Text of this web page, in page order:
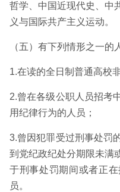
哲学、中国近现代史、中
义与国际共产主义运动。
（五）有下列情形之一的
1.在读的全日制普通高校
2.曾在各级公职人员招考
用纪律行为的人员；
3.曾因犯罪受过刑事处罚
到党纪政纪处分期限未满
于刑事处罚期间或者正
员。